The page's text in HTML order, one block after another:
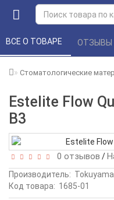
Стоматологические
Estelite Flow
В3
ВСЕ О ТОВАРЕ ОТЗЫВЫ
0 отзывов /
Производитель: Tokuyama
Код товара: 1685-01